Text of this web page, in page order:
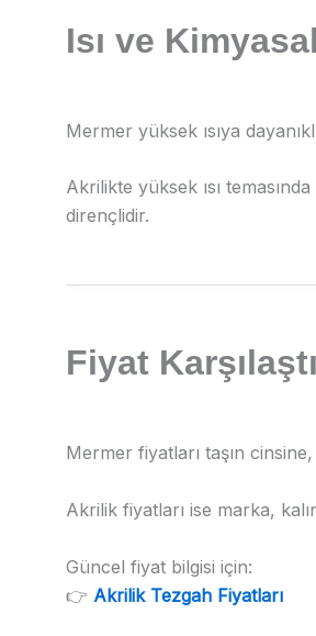
Isı ve
Mermer yüksek ısıya
Akrilikte yüksek ısı
dirençlidir.
Fiyat
Mermer fiyatları taşın
Akrilik fiyatları ise marka,
Güncel fiyat bilgisi için:
👉 Akrilik Tezgah Fiyatları